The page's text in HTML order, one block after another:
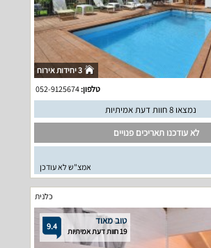
3 יחידות אירוח
טלפון:052-9125674
נמצאו 8 חוות דעת אמיתיות
לא עודכנו תאריכים פנויים
אמצ"ש לא עודכן
כלנית
9.4 טוב מאוד
19 חוות דעת אמיתיות